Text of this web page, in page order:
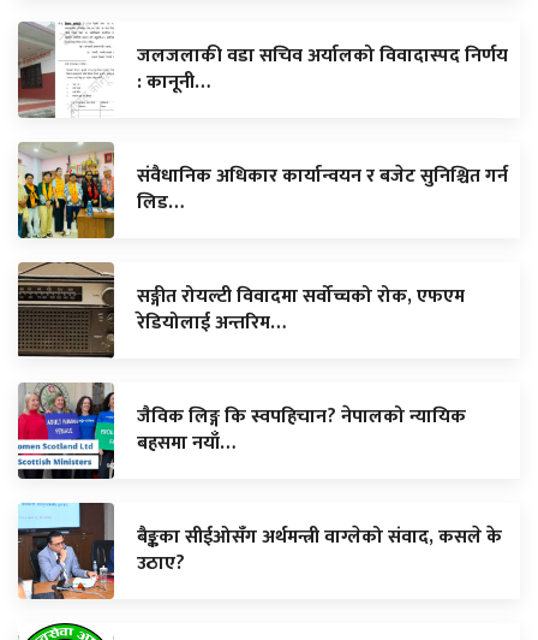
जलजलाकी वडा सचिव अर्यालको विवादास्पद निर्णय
: कानूनी…
संवैधानिक अधिकार कार्यान्वयन र बजेट सुनिश्चित गर्न
लिड…
सङ्गीत रोयल्टी विवादमा सर्वोच्चको रोक, एफएम
रेडियोलाई अन्तरिम…
जैविक लिङ्ग कि स्वपहिचान? नेपालको न्यायिक
बहसमा नयाँ…
बैङ्कका सीईओसँग अर्थमन्त्री वाग्लेको संवाद, कसले के
उठाए?